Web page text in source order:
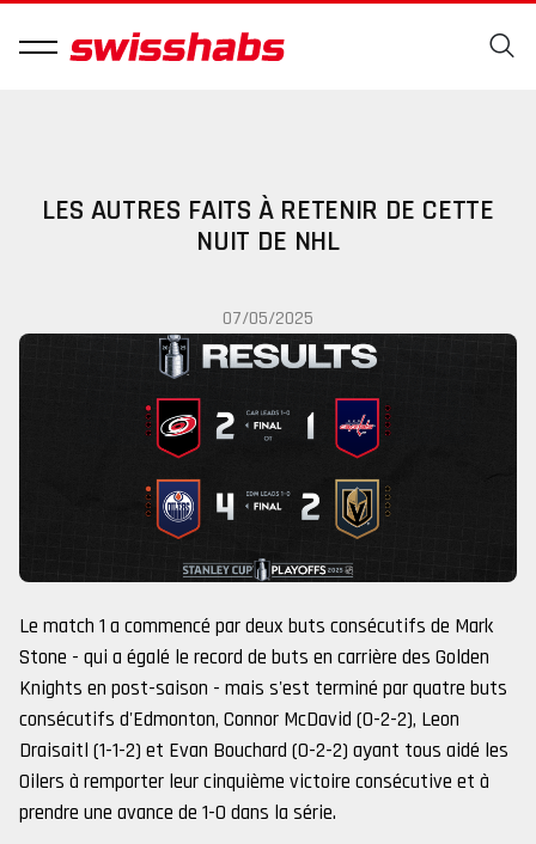
LES AUTRES FAITS À RETENIR DE CETTE
NUIT DE NHL
07/05/2025
Le match 1 a commencé par deux buts consécutifs de Mark
Stone - qui a égalé le record de buts en carrière des Golden
Knights en post-saison - mais s'est terminé par quatre buts
consécutifs d'Edmonton, Connor McDavid (0-2-2), Leon
Draisaitl (1-1-2) et Evan Bouchard (0-2-2) ayant tous aidé les
Oilers à remporter leur cinquième victoire consécutive et à
prendre une avance de 1-0 dans la série.